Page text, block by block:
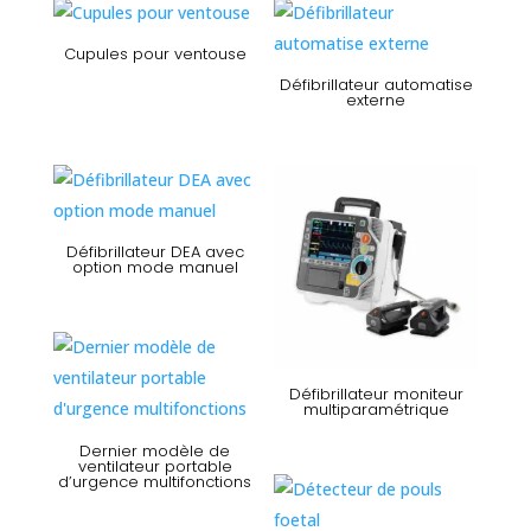
Cupules pour ventouse
Défibrillateur automatise
externe
Défibrillateur DEA avec
option mode manuel
Défibrillateur moniteur
multiparamétrique
Dernier modèle de
ventilateur portable
d’urgence multifonctions